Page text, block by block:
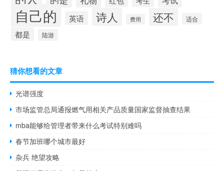
自己的 英语 诗人 费用 还不 适合
都是 陆游
猜你想看的文章
光谱强度
市场监管总局通报燃气用相关产品质量国家监督抽查结果
mba能够给管理者带来什么考试特别难吗
春节加班哪个城市最好
杂兵 绝望攻略